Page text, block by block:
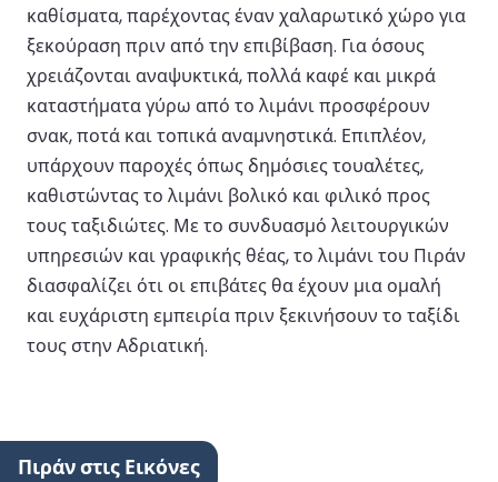
καθίσματα, παρέχοντας έναν χαλαρωτικό χώρο για
ξεκούραση πριν από την επιβίβαση. Για όσους
χρειάζονται αναψυκτικά, πολλά καφέ και μικρά
καταστήματα γύρω από το λιμάνι προσφέρουν
σνακ, ποτά και τοπικά αναμνηστικά. Επιπλέον,
υπάρχουν παροχές όπως δημόσιες τουαλέτες,
καθιστώντας το λιμάνι βολικό και φιλικό προς
τους ταξιδιώτες. Με το συνδυασμό λειτουργικών
υπηρεσιών και γραφικής θέας, το λιμάνι του Πιράν
διασφαλίζει ότι οι επιβάτες θα έχουν μια ομαλή
και ευχάριστη εμπειρία πριν ξεκινήσουν το ταξίδι
τους στην Αδριατική.
Πιράν στις Εικόνες